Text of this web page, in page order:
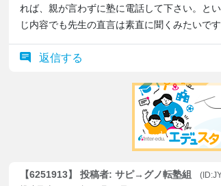
れば、親が言わずに塾に電話して下さい。と
じ内容でも先生の直言は素直に聞くみたいです
返信する
【6251913】 投稿者: サピ→グノ転塾組